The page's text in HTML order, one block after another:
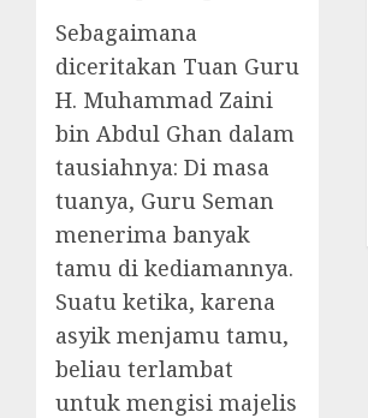
Sebagaimana
diceritakan Tuan Guru
H. Muhammad Zaini
bin Abdul Ghan dalam
tausiahnya: Di masa
tuanya, Guru Seman
menerima banyak
tamu di kediamannya.
Suatu ketika, karena
asyik menjamu tamu,
beliau terlambat
untuk mengisi majelis